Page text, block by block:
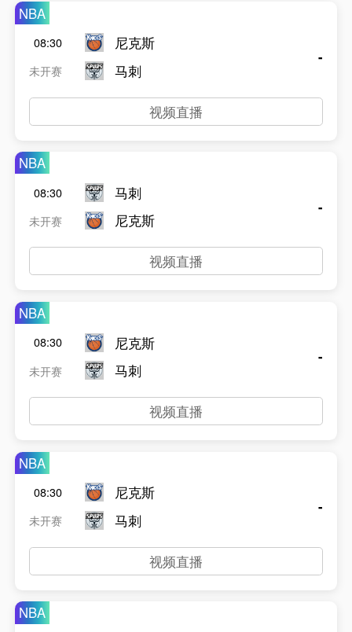
NBA
08:30
未开赛
尼克斯
马刺
-
视频直播
NBA
08:30
未开赛
马刺
尼克斯
-
视频直播
NBA
08:30
未开赛
尼克斯
马刺
-
视频直播
NBA
08:30
未开赛
尼克斯
马刺
-
视频直播
NBA